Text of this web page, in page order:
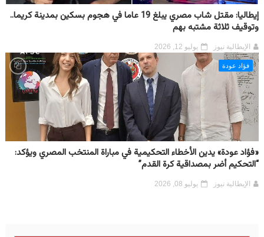
إيطاليا: مقتل شاب مصري يبلغ 19 عاما في هجوم بسكين بمدينة كريما..
وتوقيف ثلاثة مشتبه بهم
الإيطالية نيوز يوليو 12, 2026
فؤاد عودة
«فؤاد عودة» يدين الأخطاء التحكيمية في مباراة المنتخب المصري ويؤكد:
“التحكيم أضر بمصداقية كرة القدم”
الإيطالية نيوز يوليو 08, 2026